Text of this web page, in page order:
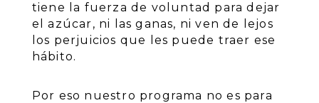
tiene la fuerza de voluntad para dejar
el azúcar, ni las ganas, ni ven de lejos
los perjuicios que les puede traer ese
hábito.
Por eso nuestro programa no es para